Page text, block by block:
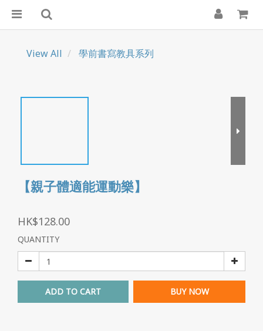
View All 學前書寫教具系列
【親子體適能運動樂】
HK$128.00
QUANTITY
ADD TO CART BUY NOW